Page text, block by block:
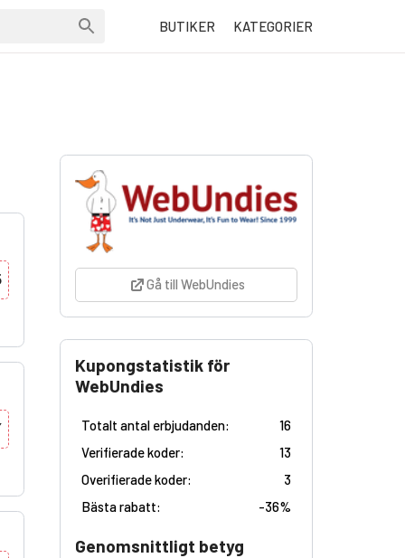
BUTIKER KATEGORIER
Gå till WebUndies
Kupongstatistik för
WebUndies
Totalt antal erbjudanden:
16
Verifierade koder:
13
Overifierade koder:
3
Bästa rabatt:
-36%
Genomsnittligt betyg